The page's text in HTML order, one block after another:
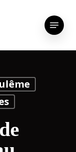
Menu